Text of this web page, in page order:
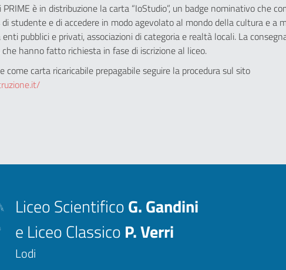
è in distribuzione la carta “IoStudio”, un badge nominativo che
studente e di accedere in modo agevolato al mondo della cultura e a
pubblici e privati, associazioni di categoria e realtà locali. La
hanno fatto richiesta in fase di iscrizione al liceo.
come carta ricaricabile prepagabile seguire la procedura sul sito
Liceo ScientificoG. Gandini
e Liceo Classico P. Verri
Lodi